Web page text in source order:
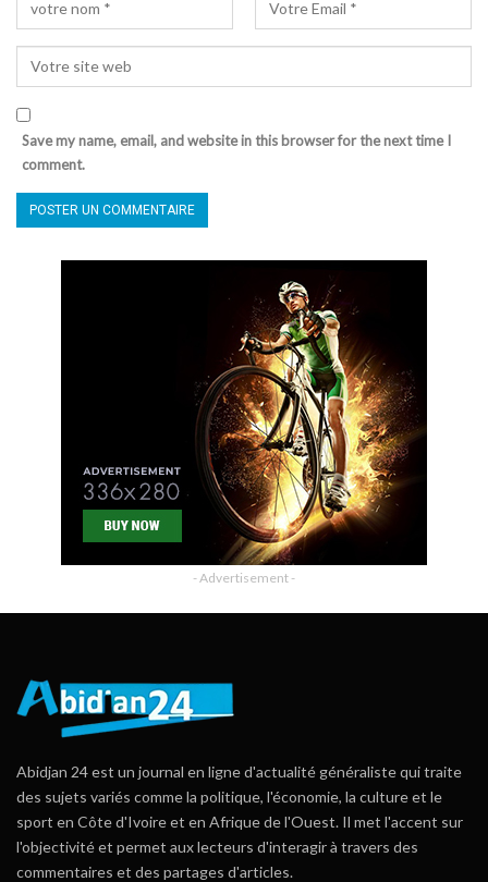
Save my name, email, and website in this browser for the next time I
comment.
- Advertisement -
Abidjan 24 est un journal en ligne d'actualité généraliste qui traite
des sujets variés comme la politique, l'économie, la culture et le
sport en Côte d'Ivoire et en Afrique de l'Ouest. Il met l'accent sur
l'objectivité et permet aux lecteurs d'interagir à travers des
commentaires et des partages d'articles.